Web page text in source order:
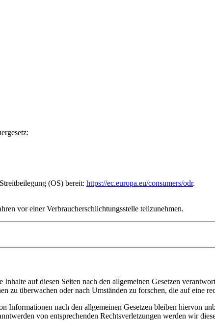
(OS) bereit: https://ec.europa.eu/consumers/odr.
vor einer Verbraucherschlichtungsstelle teilzunehmen.
auf diesen Seiten nach den allgemeinen Gesetzen
zu überwachen oder nach Umständen zu forschen, die auf eine
Informationen nach den allgemeinen Gesetzen bleiben hiervon
von entsprechenden Rechtsverletzungen werden wir